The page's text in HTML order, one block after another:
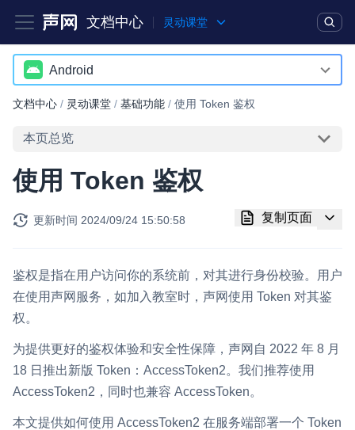
文档中心 灵动课堂
产品 解决方案
突破传统文字交互模式，与 AI 进行高拟真、自然流畅的实时语
扩展性和更优秀的互动效果
实时消息
解决方案
即时通讯 IM NEW
一整套高可靠、低时延、高并发、安全、全球化的即时聊天云服
Android
Android
iOS
Electron
RESTful
文档中心 / 灵动课堂 / 基础功能 / 使用 Token 鉴权
本页总览
使用 Token 鉴权
更新时间 2024/09/24 15:50:58 复制页面
鉴权是指在用户访问你的系统前，对其进行身份校验。用户
在使用声网服务，如加入教室时，声网使用 Token 对其鉴
权。
为提供更好的鉴权体验和安全性保障，声网自 2022 年 8 月
18 日推出新版 Token：AccessToken2。我们推荐使用
AccessToken2，同时也兼容 AccessToken。
本文提供如何使用 AccessToken2 在服务端部署一个 Token